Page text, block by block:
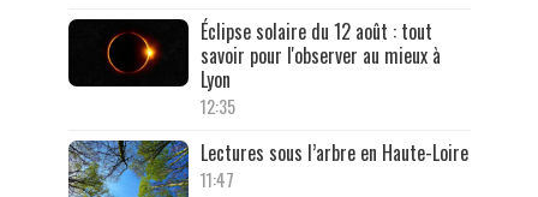
Éclipse solaire du 12 août : tout
savoir pour l'observer au mieux à
Lyon
12:35
Lectures sous l’arbre en Haute-Loire
11:47